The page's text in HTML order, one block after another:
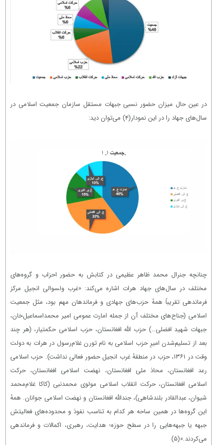
در عین حال میزان حضور نسبی جبهات مستقل سازمان جمعیت اسلامی در
سال‌های جهاد را در این نمودار(۴) می‌توان دید:
چنانچه جنرال محمد ظاهر عظیمی در کتابش به حضور احزاب و گروه‌های
مختلف در سال‌های جهاد هرات اشاره می‌کند: «غرب ولسوالی انجیل مرکز
فرماندهی تقریباً همهٔ حزب‌های جهادی و فرماندهان مهم بود، مثل جمعیت
اسلامی (جناح‌های مختلف آن از جمله امارت عمومی امیر محمداسماعیل‌خان،
جبهات شهید افضلی…) حزب الله افغانستان، حزب اسلامی حکمتیار، (هر چند
بعد از تسلیم‌شدن امیرِ حزب اسلامی به نام تورن غلام‌رسول در هرات به دولت
وقت در ۱۳۶۱، حزب در منطقهٔ غرب انجیل حضور فعالی نداشت). حزب اسلامی
رعد افغانستان، محاذ ملی افغانستان، نهضت اسلامی افغانستان، حرکت
اسلامی افغانستان، حرکت انقلاب اسلامی مولوی محمدنبی (کاکا غلام‌محمد
شیوان، عبدالقادر بلندشاهی)، جندالله افغانستان و نهضت اسلامی جوانان. همهٔ
این گروه‌ها در همین ساحه هر کدام به تناسب نفوذ و محدوده‌های فعالیتش
جبهه یا جبهه‌هایی را در سطح حوزه؛ هدایت، رهبری، اکمالات و فرماندهی
می‌کردند.»(۵)